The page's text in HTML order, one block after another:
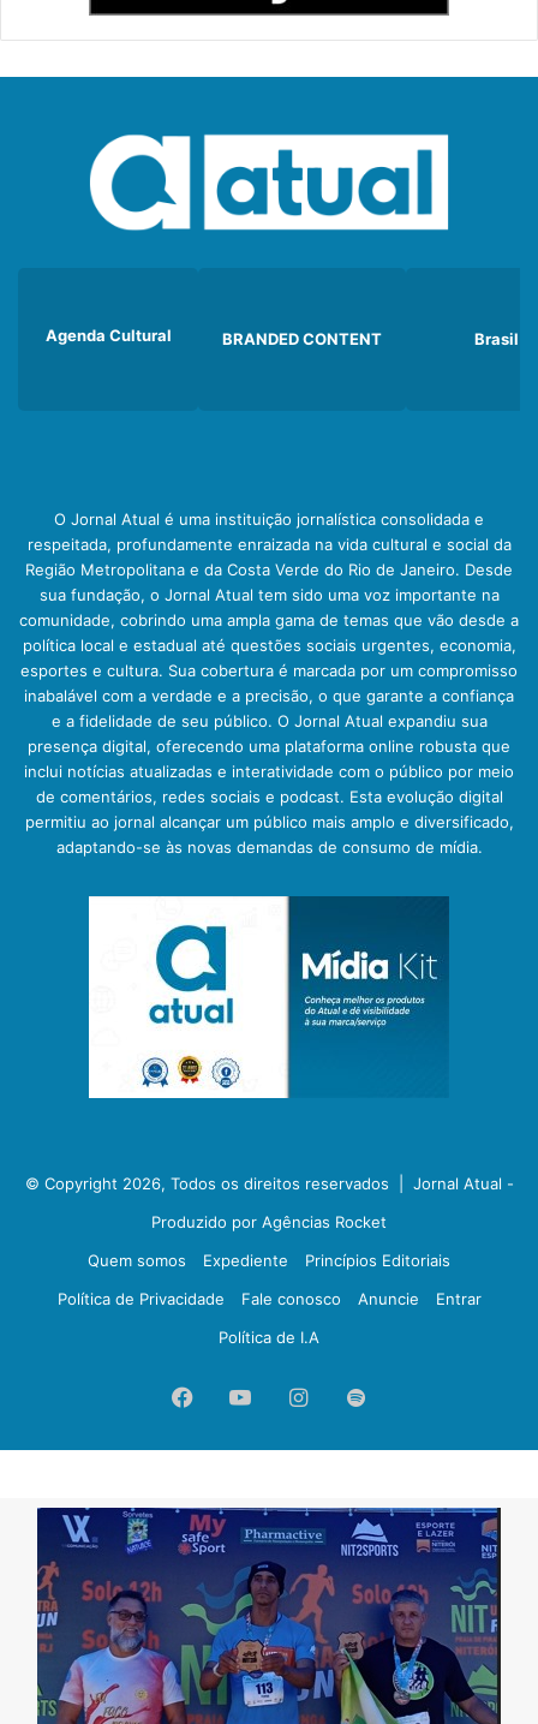
Agenda Cultural BRANDED CONTENT Brasil
O Jornal Atual é uma instituição jornalística consolidada e
respeitada, profundamente enraizada na vida cultural e social da
Região Metropolitana e da Costa Verde do Rio de Janeiro. Desde
sua fundação, o Jornal Atual tem sido uma voz importante na
comunidade, cobrindo uma ampla gama de temas que vão desde a
política local e estadual até questões sociais urgentes, economia,
esportes e cultura. Sua cobertura é marcada por um compromisso
inabalável com a verdade e a precisão, o que garante a confiança
e a fidelidade de seu público. O Jornal Atual expandiu sua
presença digital, oferecendo uma plataforma online robusta que
inclui notícias atualizadas e interatividade com o público por meio
de comentários, redes sociais e podcast. Esta evolução digital
permitiu ao jornal alcançar um público mais amplo e diversificado,
adaptando-se às novas demandas de consumo de mídia.
© Copyright 2026, Todos os direitos reservados | Jornal Atual -
Produzido por Agências Rocket
Quem somos
Expediente
Princípios Editoriais
Política de Privacidade
Fale conosco Anuncie
Entrar
Política de I.A
FacebookYouTubeInstagram
Spotify